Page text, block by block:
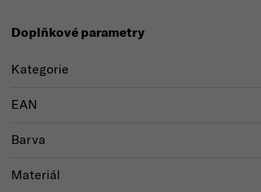
Doplňkové parametry
Kategorie
EAN
Barva
Materiál